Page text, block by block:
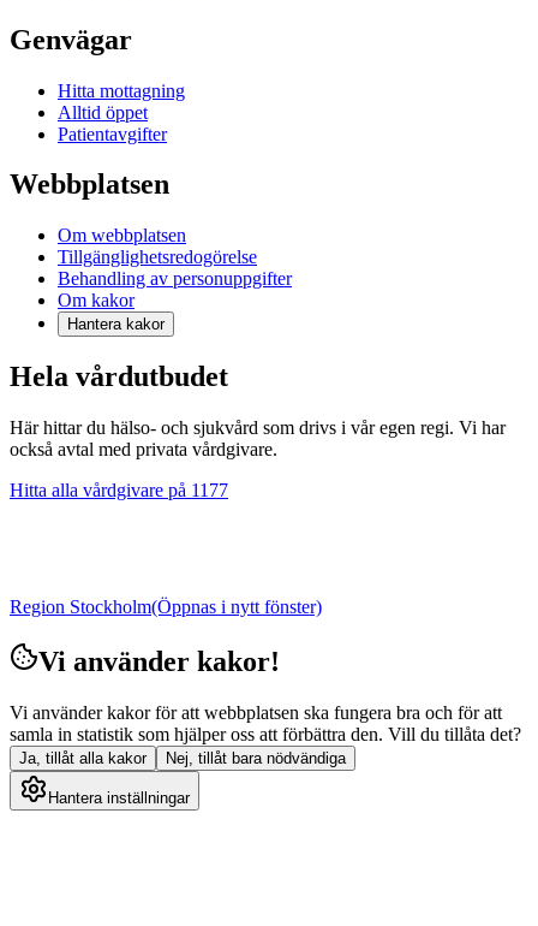
Genvägar
Hitta mottagning
Alltid öppet
Patientavgifter
Webbplatsen
Om webbplatsen
Tillgänglighetsredogörelse
Behandling av personuppgifter
Om kakor
Hantera kakor
Hela vårdutbudet
Här hittar du hälso- och sjukvård som drivs i vår egen regi. Vi har
också avtal med privata vårdgivare.
Hitta alla vårdgivare på 1177
Region Stockholm(Öppnas i nytt fönster)
Vi använder kakor!
Vi använder kakor för att webbplatsen ska fungera bra och för att
samla in statistik som hjälper oss att förbättra den. Vill du tillåta det?
Ja, tillåt alla kakor Nej, tillåt bara nödvändiga
Hantera inställningar